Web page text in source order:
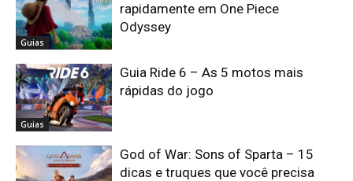
Guias
rapidamente em One Piece
Odyssey
Guias
Guia Ride 6 – As 5 motos mais
rápidas do jogo
God of War: Sons of Sparta – 15
dicas e truques que você precisa